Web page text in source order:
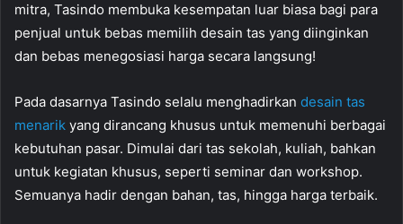
mitra, Tasindo membuka kesempatan luar biasa bagi para
penjual untuk bebas memilih desain tas yang diinginkan
dan bebas menegosiasi harga secara langsung!
Pada dasarnya Tasindo selalu menghadirkan desain tas
menarik yang dirancang khusus untuk memenuhi berbagai
kebutuhan pasar. Dimulai dari tas sekolah, kuliah, bahkan
untuk kegiatan khusus, seperti seminar dan workshop.
Semuanya hadir dengan bahan, tas, hingga harga terbaik.